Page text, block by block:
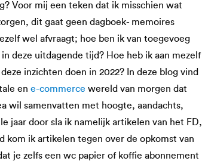
Voor mij een teken dat ik misschien wat
dit gaat geen dagboek- memoires
wel afvraagt; hoe ben ik van toegevoeg
deze uitdagende tijd? Hoe heb ik aan mezelf
inzichten doen in 2022? In deze blog vind
en e-commerce wereld van morgen dat
wil samenvatten met hoogte, aandachts,
jaar door sla ik namelijk artikelen van het FD,
kom ik artikelen tegen over de opkomst van
je zelfs een wc papier of koffie abonnement